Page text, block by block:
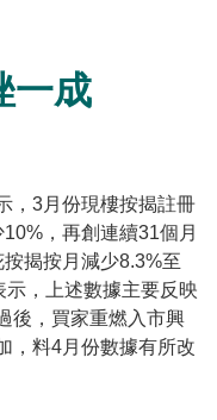
一成
3月份現樓按揭註冊
，再創連續31個月
揭按月減少8.3%至
，上述數據主要反映
後，買家重燃入市興
，料4月份數據有所改